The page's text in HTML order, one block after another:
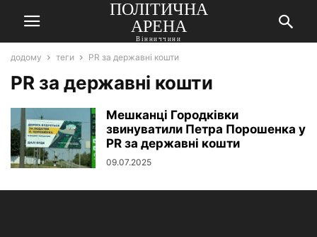
ПОЛІТИЧНА
АРЕНА
Вінниччини
додому теги PR за державні кошти
PR за державні кошти
Мешканці Городківки
звинуватили Петра Порошенка у
PR за державні кошти
09.07.2025